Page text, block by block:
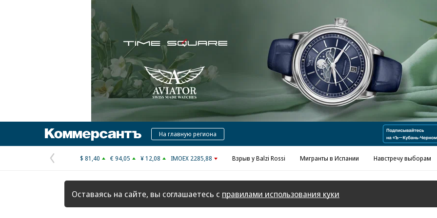
Реклама в «Ъ» www.kommersant.ru/ad
КоммерсантъНа главную региона
Предыдущая
страница
$ 81,40 € 94,05 ¥ 12,08 IMOEX 2285,88 Взрыв у Balzi Rossi Мигранты в Испании Навстречу выборам
Оставаясь на сайте, вы соглашаетесь с правилами использования куки